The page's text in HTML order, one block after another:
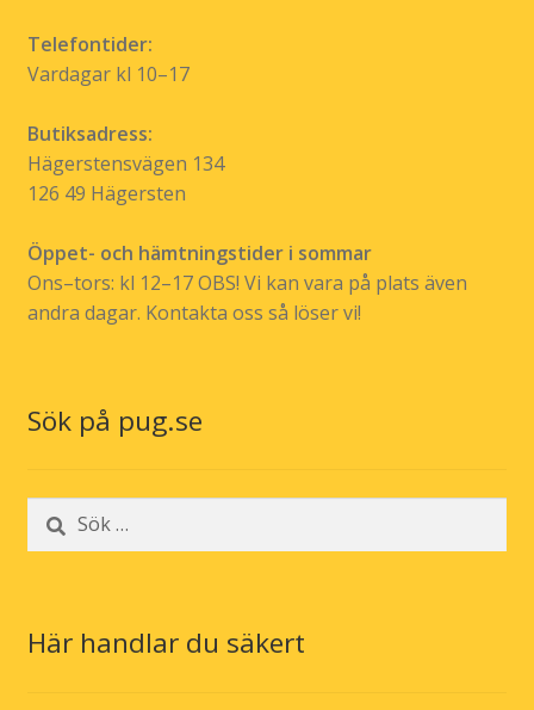
Telefontider:
Vardagar kl 10–17
Butiksadress:
Hägerstensvägen 134
126 49 Hägersten
Öppet- och hämtningstider i sommar
Ons–tors: kl 12–17 OBS! Vi kan vara på plats även
andra dagar. Kontakta oss så löser vi!
Sök på pug.se
Sök
efter:
Här handlar du säkert